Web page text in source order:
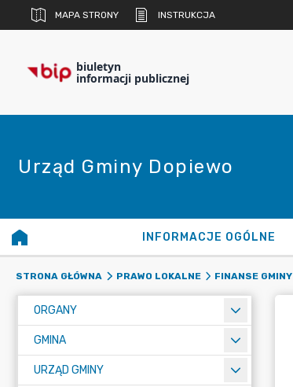
MAPA STRONY INSTRUKCJA
biuletyn
informacji publicznej
Urząd Gminy Dopiewo
INFORMACJE OGÓLNE
STRONA GŁÓWNA PRAWO LOKALNE FINANSE GMINY
ORGANY
GMINA
URZĄD GMINY